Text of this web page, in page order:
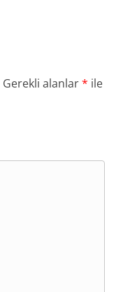
Gerekli alanlar* ile